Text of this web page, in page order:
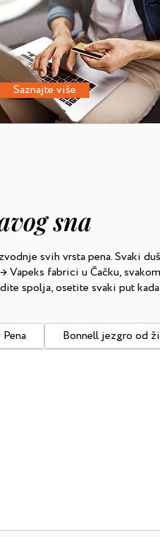
Saznajte više
sna
svih vrsta pena. Svaki
Vapeks fabrici u Čačku,
spolja, osetite svaki put kada
Bonnell jezgro od